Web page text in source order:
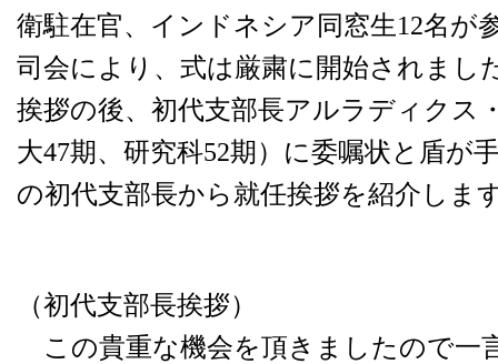
衛駐在官、インドネシア同窓生12名が
司会により、式は厳粛に開始されまし
挨拶の後、初代支部長アルラディクス
大47期、研究科52期）に委嘱状と盾が
の初代支部長から就任挨拶を紹介しま
（初代支部長挨拶）
この貴重な機会を頂きましたので一